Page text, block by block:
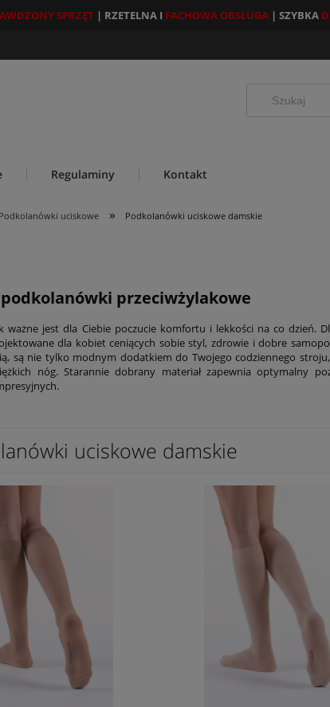
SPRZĘT| RZETELNA I FACHOWA OBSŁUGA| SZYBKA
Regulaminy Kontakt
Podkolanówki uciskowe » Podkolanówki uciskowe damskie
przeciwżylakowe
ważne jest dla Ciebie poczucie komfortu i lekkości na co dzień.
dla kobiet ceniących sobie styl, zdrowie i dobre
są nie tylko modnym dodatkiem do Twojego codziennego
nóg. Starannie dobrany materiał zapewnia optymalny
uciskowe damskie